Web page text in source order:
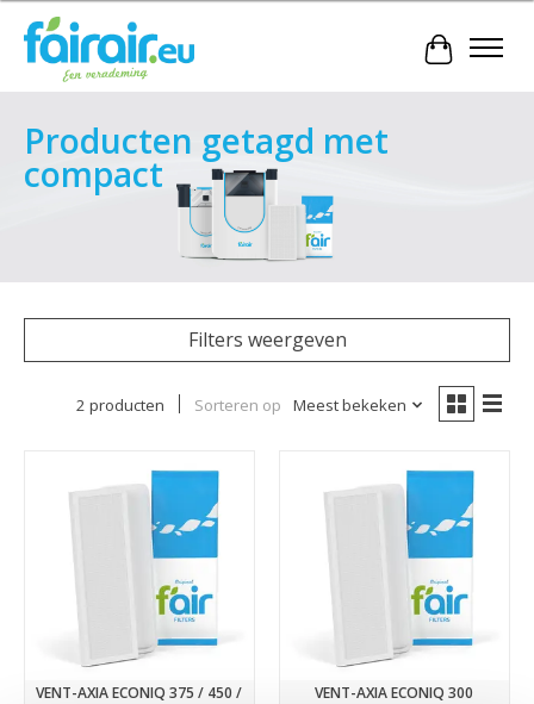
Producten getagd met
compact
Filters weergeven
2 producten Sorteren op Meest bekeken
VENT-AXIA ECONIQ 375 / 450 /
VENT-AXIA ECONIQ 300